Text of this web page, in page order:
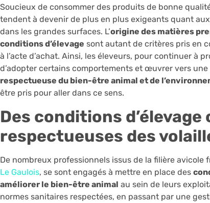
Soucieux de consommer des produits de bonne
tendent à devenir de plus en plus exigeants quant
dans les grandes surfaces. L’origine des matières
conditions d’élevage sont autant de critères pris en
à l’acte d’achat. Ainsi, les éleveurs, pour continuer à
d’adopter certains comportements et œuvrer vers une
respectueuse du bien-être animal et de
être pris pour aller dans ce sens.
Des conditions
respectueuses des
De nombreux professionnels issus de la filière avicole
Le Gaulois, se sont engagés à mettre en place des
améliorer le bien-être animal au sein de leurs
normes sanitaires respectées, en passant par une